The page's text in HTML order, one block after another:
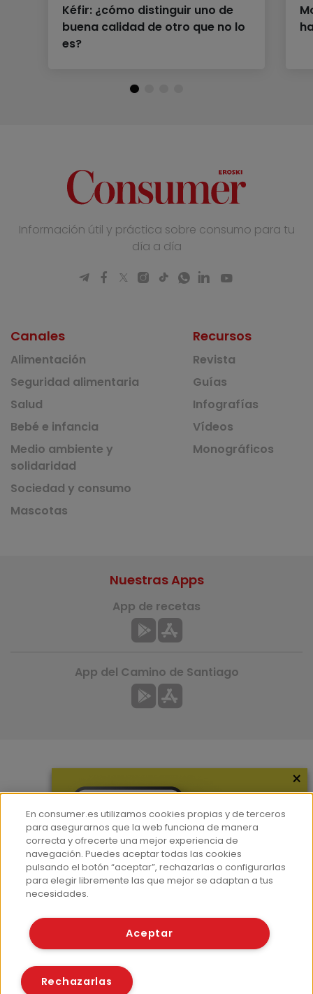
Kéfir: ¿cómo distinguir uno de
buena calidad de otro que no lo
es?
Información útil y práctica sobre consumo para tu
día a día
Canales
Alimentación
Seguridad alimentaria
Salud
Bebé e infancia
Medio ambiente y
solidaridad
Sociedad y consumo
Mascotas
Recursos
Revista
Guías
Infografías
Vídeos
Monográficos
Hemeroteca
Contacto
Prensa
Corpus Lingüístico Consumer
Nuestras Apps
App de recetas
App del Camino de Santiago
© Fundación EROSKI
Políticas de cookies
×
En consumer.es utilizamos cookies propias y de terceros
para asegurarnos que la web funciona de manera
correcta y ofrecerte una mejor experiencia de
navegación. Puedes aceptar todas las cookies
pulsando el botón “aceptar”, rechazarlas o configurarlas
para elegir libremente las que mejor se adaptan a tus
necesidades.
Aceptar
Rechazarlas